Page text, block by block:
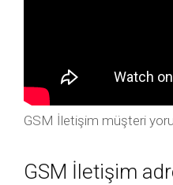
GSM İletişim müşteri
GSM İletişim